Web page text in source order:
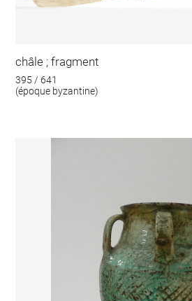
châle ; fragment
395 / 641
(époque byzantine)